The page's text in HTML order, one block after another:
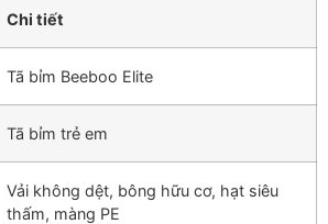
Chi tiết
Tã bỉm Beeboo Elite
Tã bỉm trẻ em
Vải không dệt, bông hữu cơ, hạt siêu
thấm, màng PE